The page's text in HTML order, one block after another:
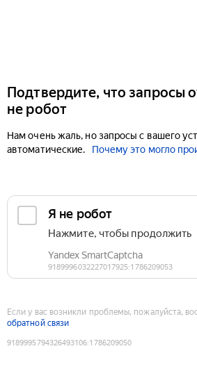
Подтвердите, что запросы
не робот
Нам очень жаль, но запросы с вашего
автоматические.
Почему это могло
Если у вас возникли проблемы, пожалуйста,
обратной связи
9189995794326493106:1786209050